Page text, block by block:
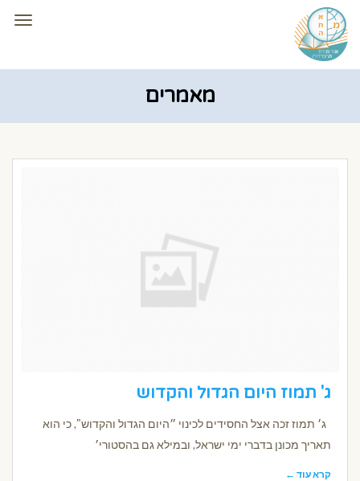
מאמרים
ג' תמוז היום הגדול והקדוש
ג׳ תמוז זכה אצל החסידים לכינוי ״היום הגדול והקדוש", כי הוא
תאריך מכונן בדברי ימי ישראל, ובמילא גם בהסטורי׳
קרא עוד ←